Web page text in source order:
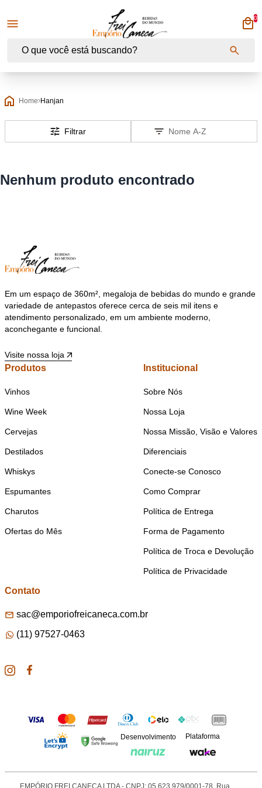
Empório Frei Caneca
0
Home Hanjan
Filtrar
Nenhum produto encontrado
Em um espaço de 360m², megaloja de bebidas do mundo e grande
variedade de antepastos oferece cerca de seis mil itens e
atendimento personalizado, em um ambiente moderno,
aconchegante e funcional.
Visite nossa loja
Produtos
Vinhos
Wine Week
Cervejas
Destilados
Whiskys
Espumantes
Charutos
Ofertas do Mês
Institucional
Sobre Nós
Nossa Loja
Nossa Missão, Visão e Valores
Diferenciais
Conecte-se Conosco
Como Comprar
Política de Entrega
Forma de Pagamento
Política de Troca e Devolução
Política de Privacidade
Contato
sac@emporiofreicaneca.com.br
(11) 97527-0463
Desenvolvimento Plataforma
EMPÓRIO FREI CANECA LTDA - CNPJ: 05.623.979/0001-78. Rua